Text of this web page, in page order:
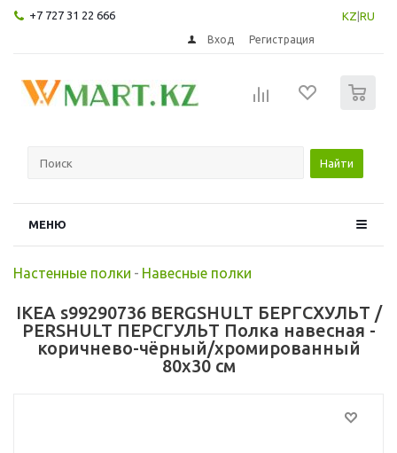
+7 727 31 22 666 KZ RU
Вход Регистрация
Найти
МЕНЮ
Настенные полки - Навесные полки
IKEA s99290736 BERGSHULT БЕРГСХУЛЬТ /
PERSHULT ПЕРСГУЛЬТ Полка навесная -
коричнево-чёрный/хромированный
80x30 см